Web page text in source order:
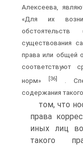
Алексеева,
«Для их
существования
права или общей
соответствуют
норм»
[36]
.
содержания
том, что
права
иных лиц
такого